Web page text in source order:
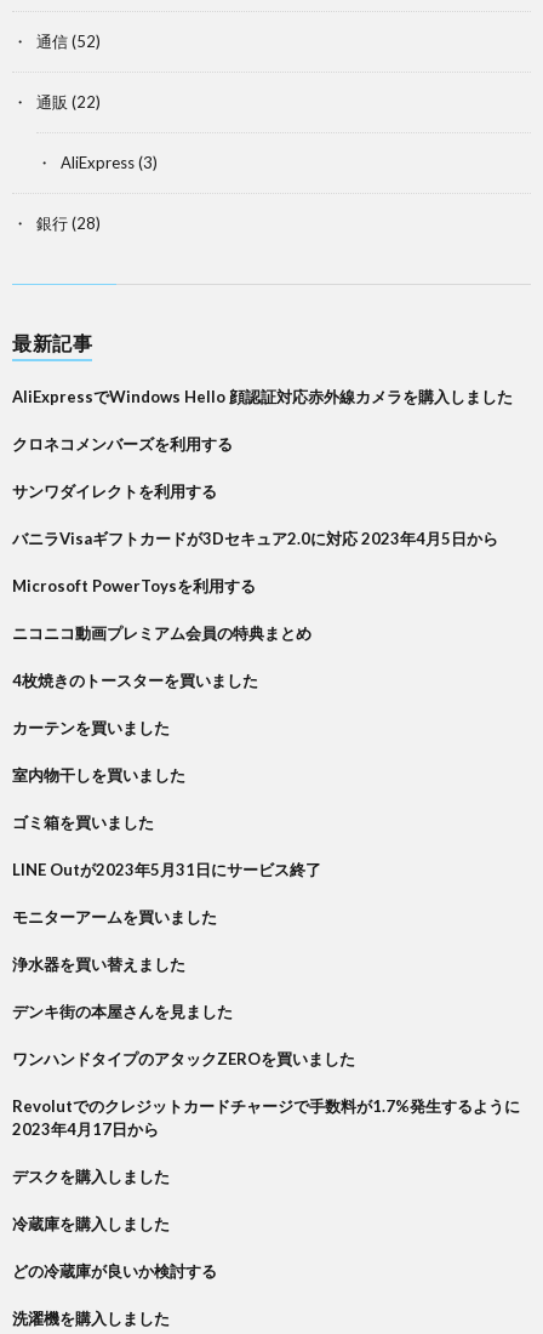
通信(52)
通販 (22)
AliExpress(3)
銀行(28)
最新記事
AliExpressでWindows Hello 顔認証対応赤外線カメラを購入しました
クロネコメンバーズを利用する
サンワダイレクトを利用する
バニラVisaギフトカードが3Dセキュア2.0に対応 2023年4月5日から
Microsoft PowerToysを利用する
ニコニコ動画プレミアム会員の特典まとめ
4枚焼きのトースターを買いました
カーテンを買いました
室内物干しを買いました
ゴミ箱を買いました
LINE Outが2023年5月31日にサービス終了
モニターアームを買いました
浄水器を買い替えました
デンキ街の本屋さんを見ました
ワンハンドタイプのアタックZEROを買いました
Revolutでのクレジットカードチャージで手数料が1.7%発生するように
2023年4月17日から
デスクを購入しました
冷蔵庫を購入しました
どの冷蔵庫が良いか検討する
洗濯機を購入しました